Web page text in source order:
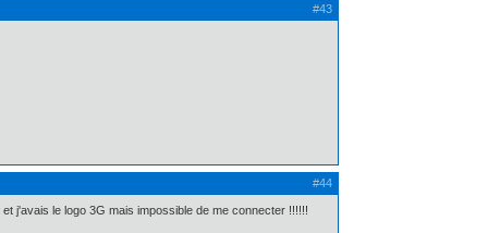
#43
#44
j'avais le logo 3G mais impossible de me connecter !!!!!!